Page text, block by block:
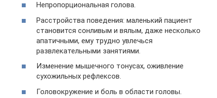
Непропорциональная голова.
Расстройства поведения: маленький пациент
становится сонливым и вялым, даже несколько
апатичными, ему трудно увлечься
развлекательными занятиями.
Изменение мышечного тонусах, оживление
сухожильных рефлексов.
Головокружение и боль в области головы.